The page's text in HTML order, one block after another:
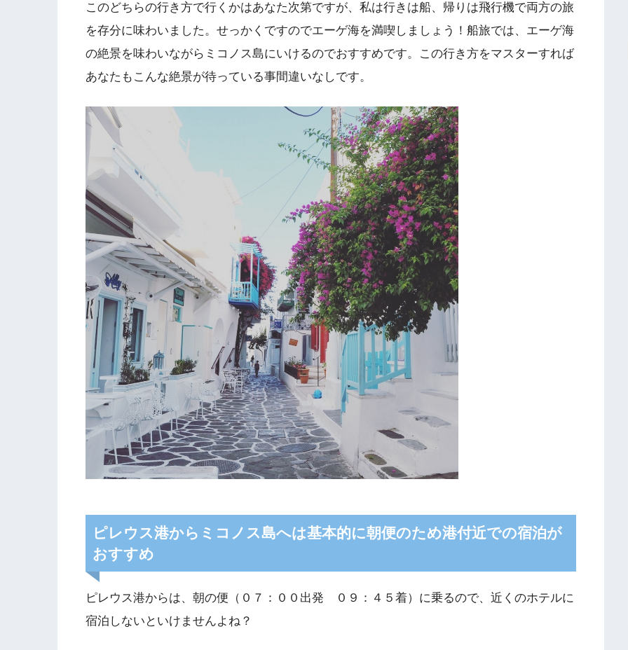
このどちらの行き方で行くかはあなた次第ですが、私は行きは船、帰りは飛行機で両方の旅
を存分に味わいました。せっかくですのでエーゲ海を満喫しましょう！船旅では、エーゲ海
の絶景を味わいながらミコノス島にいけるのでおすすめです。この行き方をマスターすれば
あなたもこんな絶景が待っている事間違いなしです。
ピレウス港からミコノス島へは基本的に朝便のため港付近での宿泊が
おすすめ
ピレウス港からは、朝の便（０７：００出発 ０９：４５着）に乗るので、近くのホテルに
宿泊しないといけませんよね？